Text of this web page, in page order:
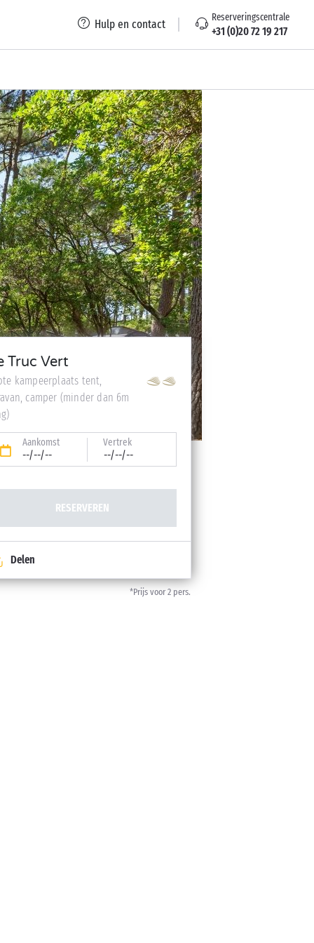
Hulp en contact Reserveringscentrale
+31 (0)20 72 19 217
Truc Vert
kampeerplaats tent,
camper (minder dan 6m
Aankomst
--/--/--
Vertrek
--/--/--
RESERVEREN
*Prijs voor 2 pers.
Delen